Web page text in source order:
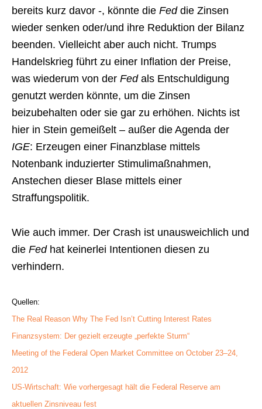
bereits kurz davor -, könnte die Feddie Zinsen
wieder senken oder/und ihre Reduktion der Bilanz
beenden. Vielleicht aber auch nicht. Trumps
Handelskrieg führt zu einer Inflation der Preise,
was wiederum von der Fedals Entschuldigung
genutzt werden könnte, um die Zinsen
beizubehalten oder sie gar zu erhöhen. Nichts ist
hier in Stein gemeißelt – außer die Agenda der
IGE: Erzeugen einer Finanzblase mittels
Notenbank induzierter Stimulimaßnahmen,
Anstechen dieser Blase mittels einer
Straffungspolitik.
Wie auch immer. Der Crash ist unausweichlich und
die Fedhat keinerlei Intentionen diesen zu
verhindern.
Quellen:
The Real Reason Why The Fed Isn’t Cutting Interest Rates
Finanzsystem: Der gezielt erzeugte „perfekte Sturm“
Meeting of the Federal Open Market Committee on October 23–24,
2012
US-Wirtschaft: Wie vorhergesagt hält die Federal Reserve am
aktuellen Zinsniveau fest